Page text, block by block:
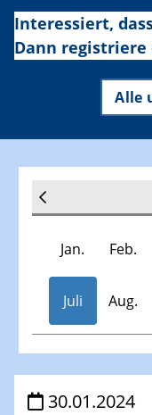
Interessiert,
Dann registriere
Alle
Jan. Feb.
Juli Aug.
Veranstaltungen
30.01.2024